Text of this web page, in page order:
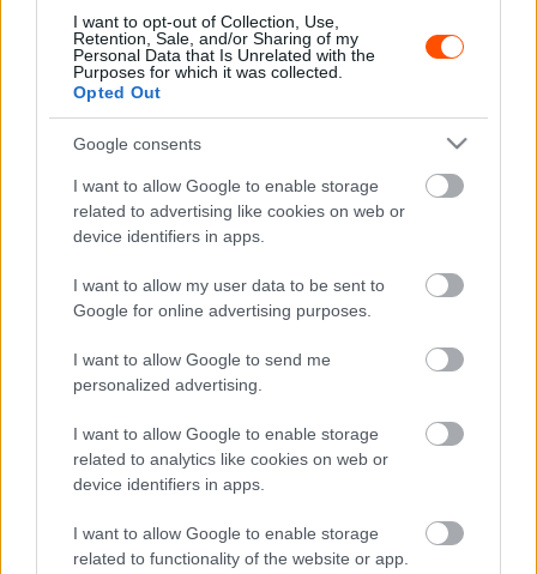
I want to opt-out of Collection, Use,
Retention, Sale, and/or Sharing of my
Personal Data that Is Unrelated with the
Purposes for which it was collected.
Opted Out
Google consents
I want to allow Google to enable storage
related to advertising like cookies on web or
device identifiers in apps.
I want to allow my user data to be sent to
Google for online advertising purposes.
I want to allow Google to send me
personalized advertising.
I want to allow Google to enable storage
related to analytics like cookies on web or
device identifiers in apps.
I want to allow Google to enable storage
related to functionality of the website or app.
számoltam utána, de futamonként 28-30 pont
átlagpontszámot szerezve. Ez nyilván lenyűgöző.
Azonban tudom, hogy tökéletes szezonra még senki sem
volt képes, ezt szinte lehetetlen. Valószínűleg vannak,
akik jobban ismerik a statisztikákat, mint én, de talán
ilyenre még senki sem volt képes. Idén még három
verseny van hátra, van esély, hogy megpróbáljunk
minden versenyen hasonló eredményekkel zárni. Nem
lesz egyszerű, de megpróbálom.”
Közép-Európa Rallyval, és Japán Rallyval folytatódik, majd
viszont bármi elő fordulhat.